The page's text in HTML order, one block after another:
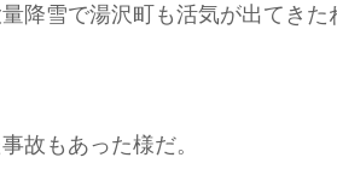
味しいもの バックカントリーギア
降雪で湯沢町も活気が出てきた
故もあった様だ。